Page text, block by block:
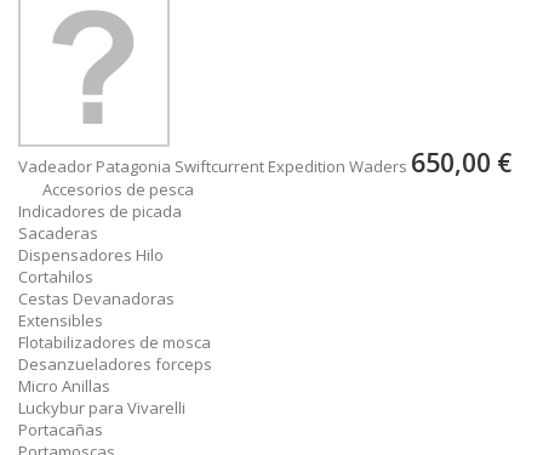
Vadeador Patagonia Swiftcurrent Expedition Waders 650,00 €
Accesorios de pesca
Indicadores de picada
Sacaderas
Dispensadores Hilo
Cortahilos
Cestas Devanadoras
Extensibles
Flotabilizadores de mosca
Desanzueladores forceps
Micro Anillas
Luckybur para Vivarelli
Portacañas